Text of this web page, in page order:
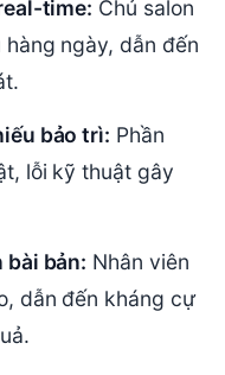
time: Chủ salon
ngày, dẫn đến
bảo trì: Phần
lỗi kỹ thuật gây
bài bản: Nhân viên
dẫn đến kháng cự